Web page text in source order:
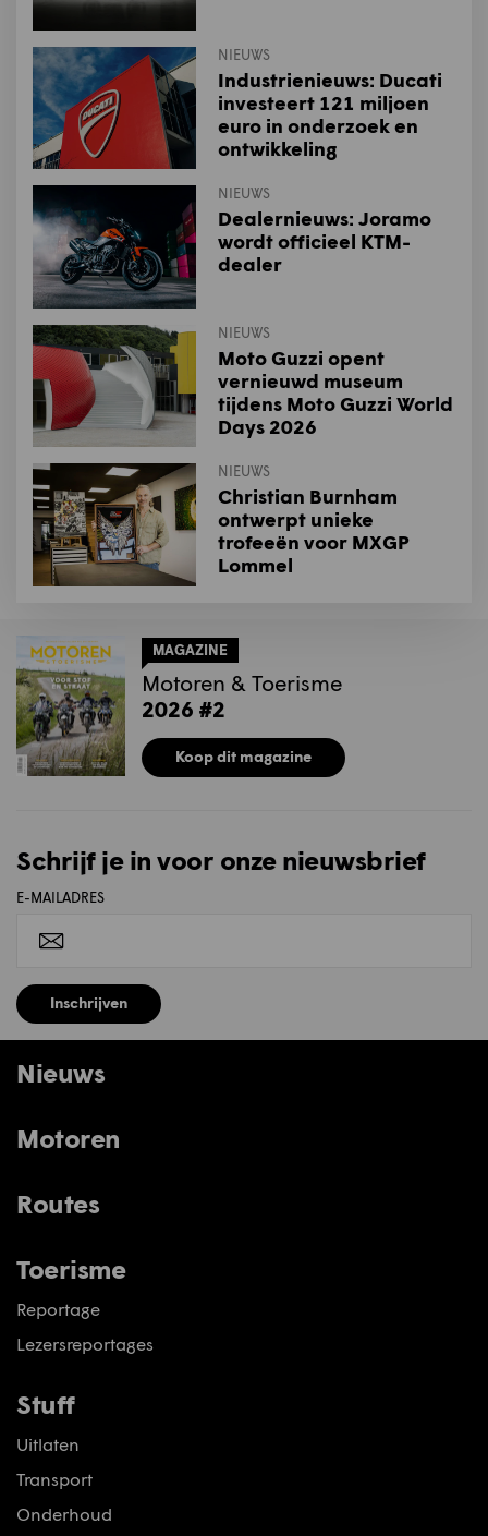
NIEUWS
Industrienieuws: Ducati
investeert 121 miljoen
euro in onderzoek en
ontwikkeling
NIEUWS
Dealernieuws: Joramo
wordt officieel KTM-
dealer
NIEUWS
Moto Guzzi opent
vernieuwd museum
tijdens Moto Guzzi World
Days 2026
NIEUWS
Christian Burnham
ontwerpt unieke
trofeeën voor MXGP
Lommel
MAGAZINE
Motoren & Toerisme
2026 #2
Koop dit magazine
Schrijf je in voor onze nieuwsbrief
E-MAILADRES
Inschrijven
Nieuws
Motoren
Routes
Toerisme
Reportage
Lezersreportages
Stuff
Uitlaten
Transport
Onderhoud